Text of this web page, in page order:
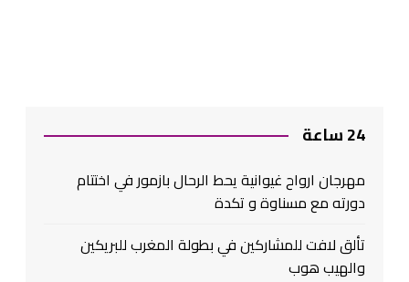
24 ساعة
مهرجان ارواح غيوانية يحط الرحال بازمور في اختتام
دورته مع مسناوة و تكدة
تألق لافت للمشاركين في بطولة المغرب للبريكين
والهيب هوب